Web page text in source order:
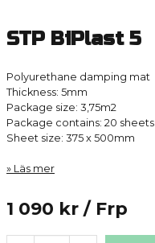
STP BiPlast 5
Polyurethane damping mat
Thickness: 5mm
Package size: 3,75m2
Package contains: 20 sheets
Sheet size: 375 x 500mm
Läs mer
1 090 kr / Frp